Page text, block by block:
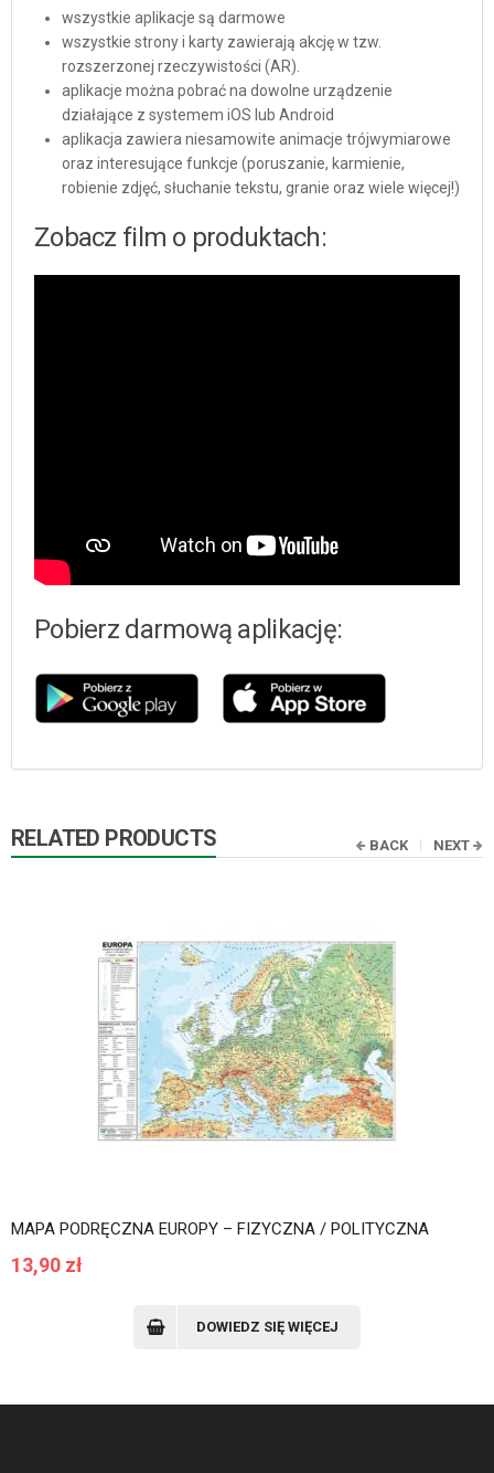
wszystkie aplikacje są darmowe
wszystkie strony i karty zawierają akcję w tzw.
rozszerzonej rzeczywistości (AR).
aplikacje można pobrać na dowolne urządzenie
działające z systemem iOS lub Android
aplikacja zawiera niesamowite animacje trójwymiarowe
oraz interesujące funkcje (poruszanie, karmienie,
robienie zdjęć, słuchanie tekstu, granie oraz wiele więcej!)
Zobacz film o produktach:
Pobierz darmową aplikację:
RELATED PRODUCTS
MAPA PODRĘCZNA EUROPY – FIZYCZNA / POLITYCZNA
13,90 zł
DOWIEDZ SIĘ WIĘCEJ
BACK NEXT